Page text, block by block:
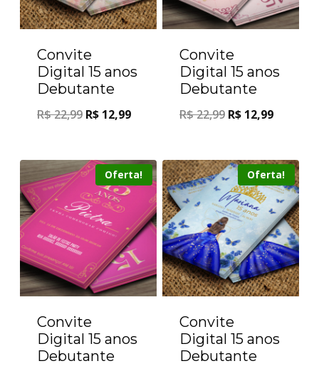
Convite
Digital 15 anos
Debutante
R$22,99 R$ 12,99
Convite
Digital 15 anos
Debutante
R$22,99 R$ 12,99
Oferta!
Convite
Digital 15 anos
Debutante
Oferta!
Convite
Digital 15 anos
Debutante